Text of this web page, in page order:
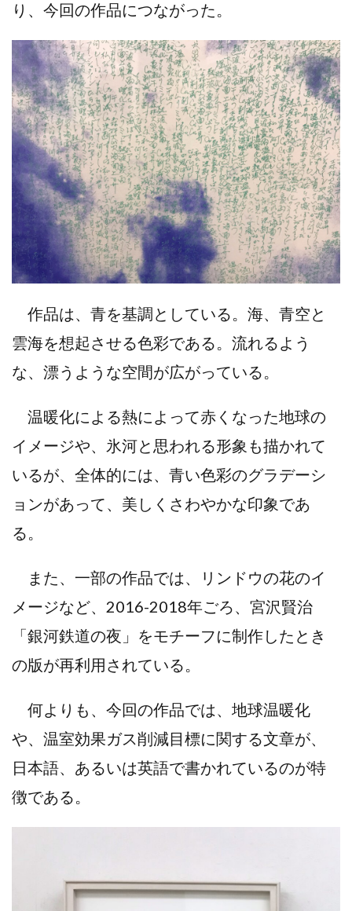
り、今回の作品につながった。
作品は、青を基調としている。海、青空と
雲海を想起させる色彩である。流れるよう
な、漂うような空間が広がっている。
温暖化による熱によって赤くなった地球の
イメージや、氷河と思われる形象も描かれて
いるが、全体的には、青い色彩のグラデーシ
ョンがあって、美しくさわやかな印象であ
る。
また、一部の作品では、リンドウの花のイ
メージなど、2016-2018年ごろ、宮沢賢治
「銀河鉄道の夜」をモチーフに制作したとき
の版が再利用されている。
何よりも、今回の作品では、地球温暖化
や、 温室効果ガス削減目標に関する文章が、
日本語、あるいは英語で書かれているのが特
徴である。